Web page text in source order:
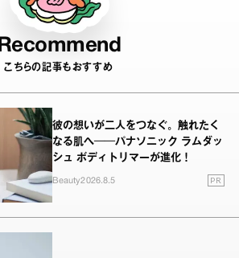
Recommend
こちらの記事もおすすめ
彼の想いが二人をつなぐ。触れたく
なる肌へ──パナソニック ラムダッ
シュ ボディトリマーが進化！
Beauty2026.8.5 PR